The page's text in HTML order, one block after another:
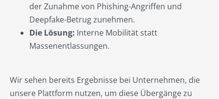
der Zunahme von Phishing-Angriffen und
Deepfake-Betrug zunehmen.
Die Lösung: Interne Mobilität statt
Massenentlassungen.
Wir sehen bereits Ergebnisse bei Unternehmen, die
unsere Plattform nutzen, um diese Übergänge zu